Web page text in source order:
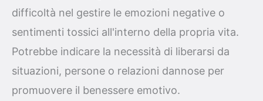
difficoltà nel gestire le emozioni negative o
sentimenti tossici all'interno della propria vita.
Potrebbe indicare la necessità di liberarsi da
situazioni, persone o relazioni dannose per
promuovere il benessere emotivo.